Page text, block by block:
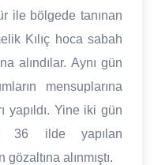
ile bölgede tanınan
Kılıç hoca sabah
alındılar. Aynı gün
mensuplarına
yapıldı. Yine iki gün
36 ilde yapılan
alınmıştı.